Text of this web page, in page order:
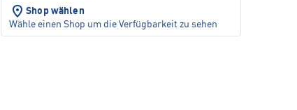
Shop wählen
Wähle einen Shop um die Verfügbarkeit zu sehen